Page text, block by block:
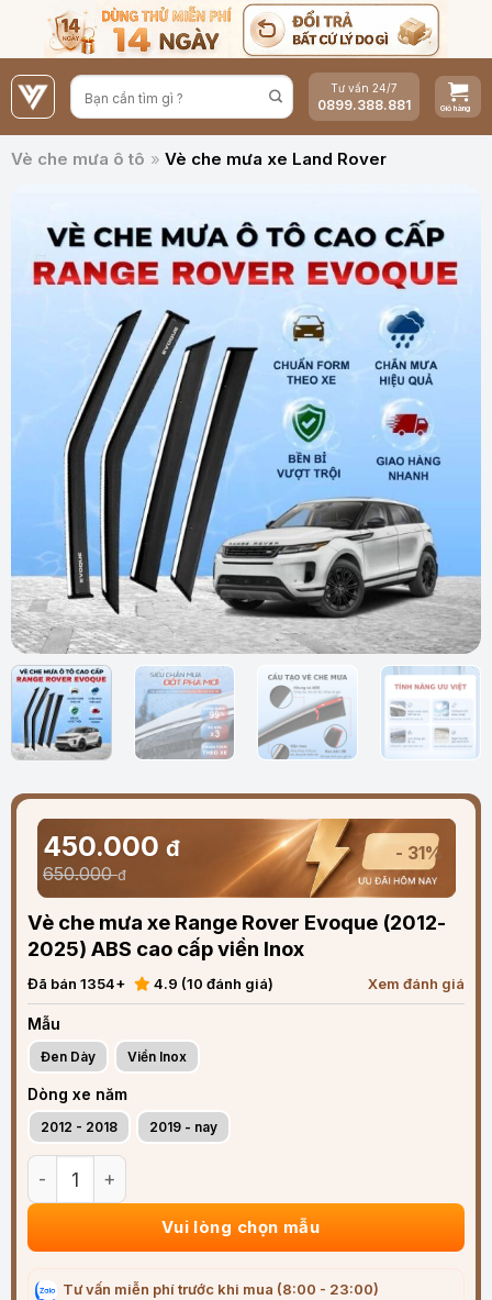
nội
dung
Tư vấn 24/7
0899.388.881
Vè che mưa ô tô » Vè che mưa xe Land Rover
450.000 đ
650.000đ
- 31%
Vè che mưa xe Range Rover Evoque (2012-
2025) ABS cao cấp viền Inox
Đã bán 1354+ 4.9 (10 đánh giá) Xem đánh giá
Mẫu
Đen Dày Viền Inox
Dòng xe năm
2012 - 2018 2019 - nay
Vè che mưa xe Range Rover Evoque (2012-2025) ABS cao
Vui lòng chọn mẫu
Tư vấn miễn phí trước khi mua (8:00 - 23:00)